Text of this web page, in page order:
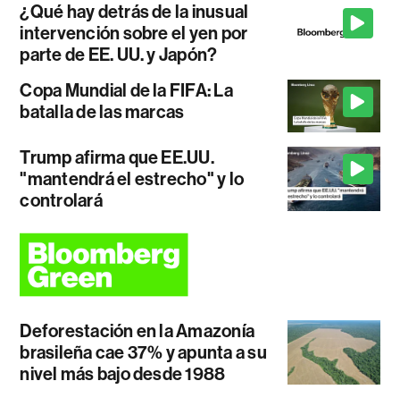
¿Qué hay detrás de la inusual
intervención sobre el yen por
parte de EE. UU. y Japón?
Copa Mundial de la FIFA: La
batalla de las marcas
Trump afirma que EE.UU.
"mantendrá el estrecho" y lo
controlará
Deforestación en la Amazonía
brasileña cae 37% y apunta a su
nivel más bajo desde 1988